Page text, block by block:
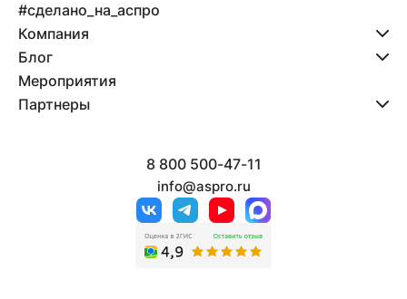
#сделано_на_аспро
Компания
Блог
Мероприятия
Партнеры
8 800 500-47-11
info@aspro.ru